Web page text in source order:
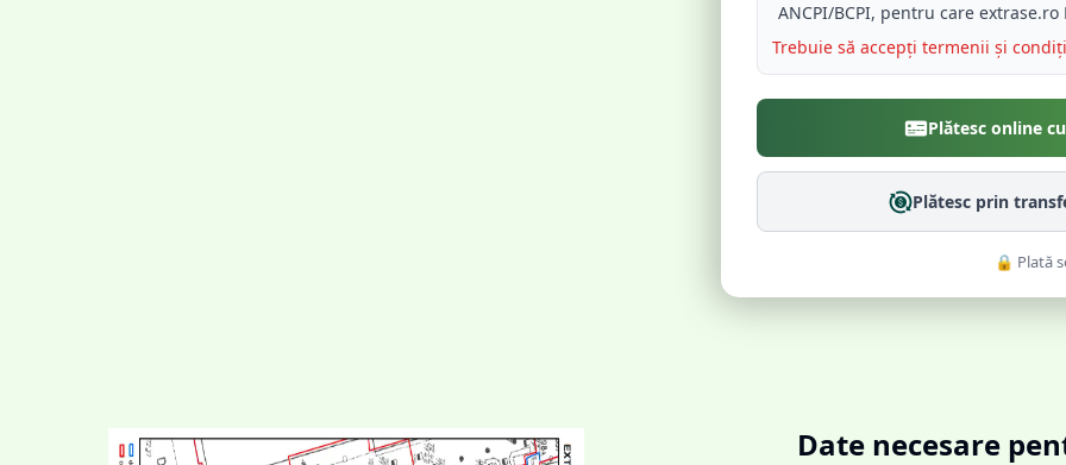
ANCPI/BCPI, pentru care
Trebuie să accepți termenii și
Plătesc online
Plătesc prin
🔒 Plată
Date necesare